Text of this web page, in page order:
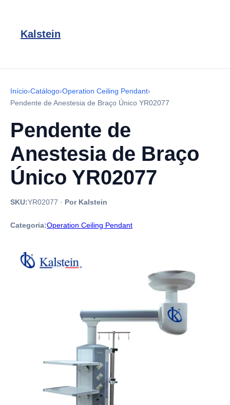
Kalstein
Início›Catálogo›Operation Ceiling Pendant›
Pendente de Anestesia de Braço Único YR02077
Pendente de
Anestesia de Braço
Único YR02077
SKU:YR02077 · Por Kalstein
Categoria:Operation Ceiling Pendant